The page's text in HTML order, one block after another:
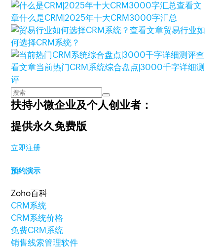
查看文
章什么是CRM|2025年十大CRM3000字汇总
查看文章贸易行业如
何选择CRM系统？
查
看文章当前热门CRM系统综合盘点|3000千字详细测
评
扶持小微企业及个人创业者：
提供永久免费版
立即注册
预约演示
Zoho百科
CRM系统
CRM系统价格
免费CRM系统
销售线索管理软件